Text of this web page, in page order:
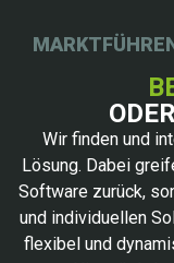
Wir finden und
Lösung. Dabei
Software zurück,
und individuellen
flexibel und